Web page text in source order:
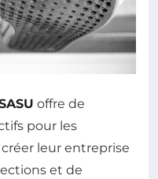
offre de
pour les
leur entreprise
et de